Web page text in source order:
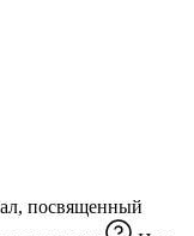
посвященный